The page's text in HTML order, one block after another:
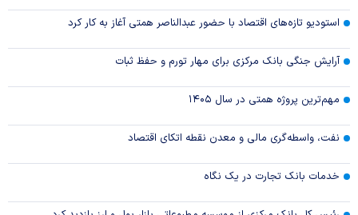
استودیو تازه‌های اقتصاد با حضور عبدالناصر همتی آغاز به کار کرد
آرایش جنگی بانک مرکزی برای مهار تورم و حفظ ثبات
مهم‌ترین پروژه همتی در سال ۱۴۰۵
نفت، واسطه‌گری مالی و معدن نقطه اتکای اقتصاد
خدمات بانک تجارت در یک نگاه